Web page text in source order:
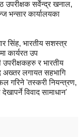
उपरीक्षक सर्वेन्द्र खनाल,
भन्सार कार्यालयका
सिंह, भारतीय सशस्त्र
कार्यरत उप
उपरीक्षकहरु र भारतीय
अख्तर लगायत सहभागि
गरिने 'तस्करी नियन्त्रण,
विवाद सामाधान'